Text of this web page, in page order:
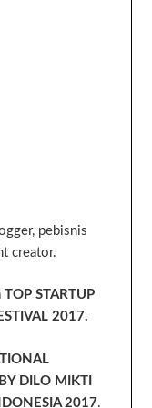
pebisnis
creator.
TOP STARTUP
2017.
DILO MIKTI
2017.